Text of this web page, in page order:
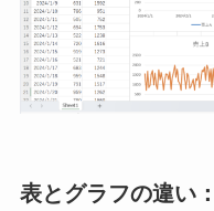
表とグラフの違い